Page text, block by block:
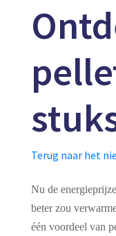
Terug naar het
Nu de
beter zou
één voordeel van